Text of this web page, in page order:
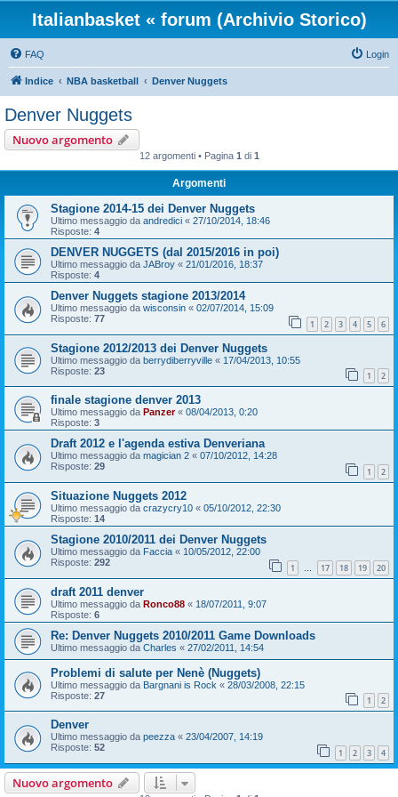
Italianbasket « forum (Archivio Storico)
FAQ Login
Indice NBA basketball Denver Nuggets
Denver Nuggets
Nuovo argomento
12 argomenti • Pagina 1 di 1
Argomenti
Stagione 2014-15 dei Denver Nuggets
Ultimo messaggio da andredici « 27/10/2014, 18:46
Risposte: 4
DENVER NUGGETS (dal 2015/2016 in poi)
Ultimo messaggio da JABroy « 21/01/2016, 18:37
Risposte: 4
Denver Nuggets stagione 2013/2014
Ultimo messaggio da wisconsin « 02/07/2014, 15:09
Risposte: 77 1 2 3 4 5 6
Stagione 2012/2013 dei Denver Nuggets
Ultimo messaggio da berrydiberryville « 17/04/2013, 10:55
Risposte: 23 1 2
finale stagione denver 2013
Ultimo messaggio da Panzer« 08/04/2013, 0:20
Risposte: 3
Draft 2012 e l'agenda estiva Denveriana
Ultimo messaggio da magician 2 « 07/10/2012, 14:28
Risposte: 29 1 2
Situazione Nuggets 2012
Ultimo messaggio da crazycry10 « 05/10/2012, 22:30
Risposte: 14
Stagione 2010/2011 dei Denver Nuggets
Ultimo messaggio da Faccia « 10/05/2012, 22:00
Risposte: 292 1 … 17 18 19 20
draft 2011 denver
Ultimo messaggio da Ronco88 « 18/07/2011, 9:07
Risposte: 6
Re: Denver Nuggets 2010/2011 Game Downloads
Ultimo messaggio da Charles « 27/02/2011, 14:54
Problemi di salute per Nenè (Nuggets)
Ultimo messaggio da Bargnani is Rock « 28/03/2008, 22:15
Risposte: 27 1 2
Denver
Ultimo messaggio da peezza « 23/04/2007, 14:19
Risposte: 52 1 2 3 4
Nuovo argomento